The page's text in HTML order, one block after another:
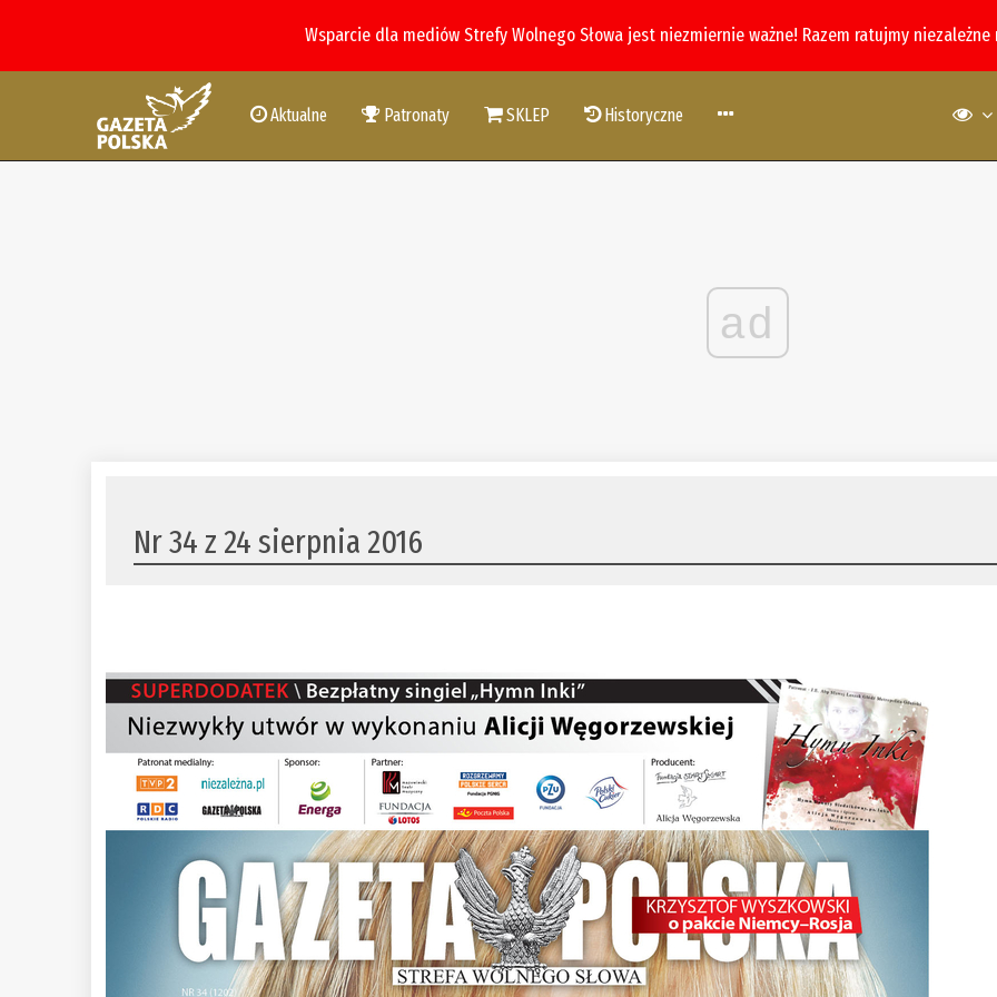
Wsparcie dla mediów Strefy Wolnego Słowa jest niezmiernie ważne! Razem ratujmy
Aktualne Patronaty SKLEP Historyczne
ad
Nr 34 z 24 sierpnia 2016